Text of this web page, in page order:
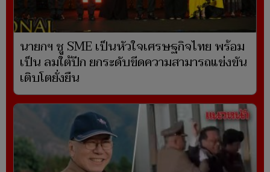
นายกฯ ชู SME เป็นหัวใจเศรษฐกิจไทย พร้อม
เป็น ลมใต้ปีก ยกระดับขีดความสามารถแข่งขัน
เติบโตยั่งยืน